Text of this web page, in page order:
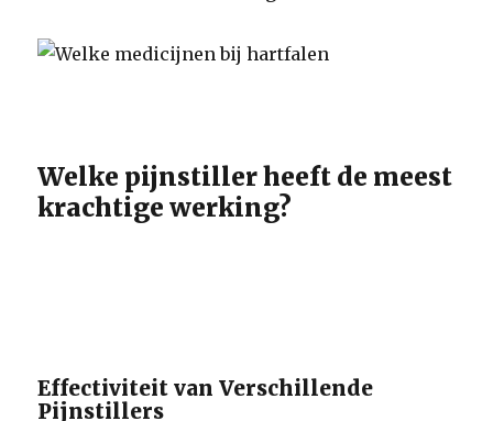
Welke pijnstiller heeft de meest
krachtige werking?
Effectiviteit van Verschillende
Pijnstillers